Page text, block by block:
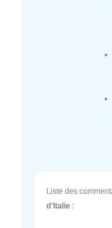
Liste des
d'Italie :